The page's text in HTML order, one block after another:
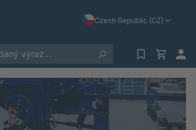
Czech Republic (CZ)